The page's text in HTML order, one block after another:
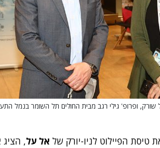
ופרופ' גילי רגב מבית החולים תל השומר בנמל
טיסת הפיילוט לניו-יורק של אל על, הציג